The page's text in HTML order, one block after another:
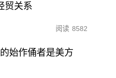
贸关系
阅读 8582
始作俑者是美方